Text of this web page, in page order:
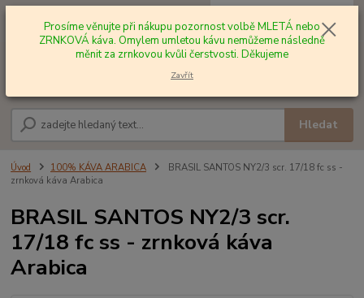
Hledat
+420 602 577 209 za0,00 Kč
Úvod 100% KÁVA ARABICA
BRASIL SANTOS NY2/3 scr. 17/18 fc ss -
zrnková káva Arabica
BRASIL SANTOS NY2/3 scr.
17/18 fc ss - zrnková káva
Arabica
Prosíme věnujte při nákupu pozornost volbě MLETÁ nebo
ZRNKOVÁ káva. Omylem umletou kávu nemůžeme následně
měnit za zrnkovou kvůli čerstvosti. Děkujeme
Zavřít